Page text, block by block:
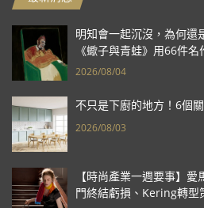
明知會一起沉沒，為何還
《蠍子與青蛙》用66件名
2026/08/04
不只是下廚的地方！6個
2026/08/03
【時尚產業一週要事】
門終結虧損、Kering轉